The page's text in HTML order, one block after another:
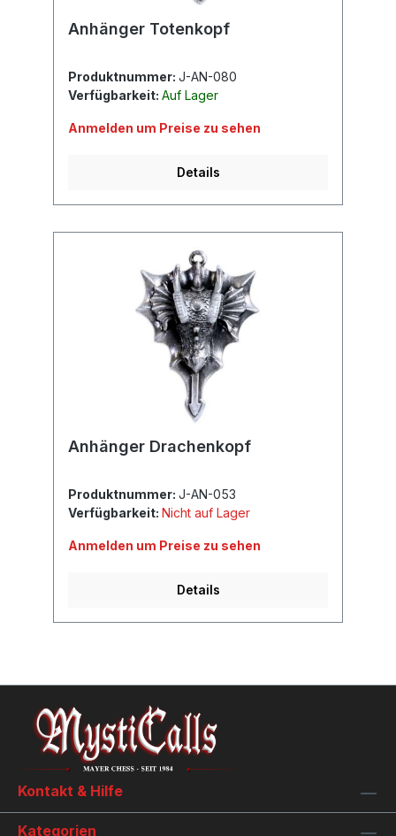
Anhänger Totenkopf
Produktnummer: J-AN-080
Verfügbarkeit: Auf Lager
Anmelden um Preise zu sehen
Details
Anhänger Drachenkopf
Produktnummer: J-AN-053
Verfügbarkeit: Nicht auf Lager
Anmelden um Preise zu sehen
Details
Kontakt & Hilfe
Kategorien